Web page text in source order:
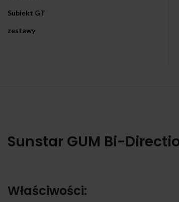
Subiekt GT
zestawy
Sunstar GUM Bi-
Właściwości: